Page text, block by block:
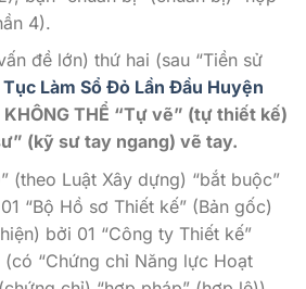
4).
đề lớn) thứ hai (sau “Tiền sử
Làm Sổ Đỏ Lần Đầu Huyện
KHÔNG THỂ “Tự vẽ” (tự thiết kế)
(kỹ sư tay ngang) vẽ tay.
(theo Luật Xây dựng) “bắt buộc”
“Bộ Hồ sơ Thiết kế” (Bản gốc)
bởi 01 “Công ty Thiết kế”
(có “Chứng chỉ Năng lực Hoạt